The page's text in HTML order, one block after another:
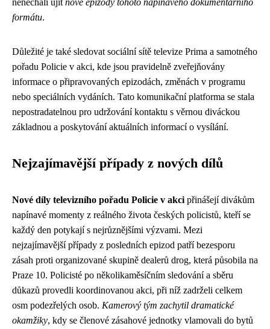
nenechali ujít nové epizody tohoto napínavého dokumentárního
formátu.
Důležité je také sledovat sociální sítě televize Prima a samotného
pořadu Policie v akci, kde jsou pravidelně zveřejňovány
informace o připravovaných epizodách, změnách v programu
nebo speciálních vydáních. Tato komunikační platforma se stala
nepostradatelnou pro udržování kontaktu s věrnou diváckou
základnou a poskytování aktuálních informací o vysílání.
Nejzajímavější případy z nových dílů
Nové díly televizního pořadu Policie v akci přinášejí divákům
napínavé momenty z reálného života českých policistů, kteří se
každý den potykají s nejrůznějšími výzvami. Mezi
nejzajímavější případy z posledních epizod patří bezesporu
zásah proti organizované skupině dealerů drog, která působila na
Praze 10. Policisté po několikaměsíčním sledování a sběru
důkazů provedli koordinovanou akci, při níž zadrželi celkem
osm podezřelých osob. Kamerový tým zachytil dramatické
okamžiky, kdy se členové zásahové jednotky vlamovali do bytů